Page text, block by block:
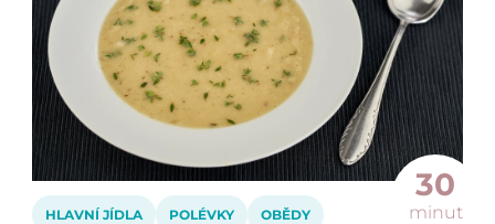
30
minut
HLAVNÍ JÍDLA POLÉVKY OBĚDY